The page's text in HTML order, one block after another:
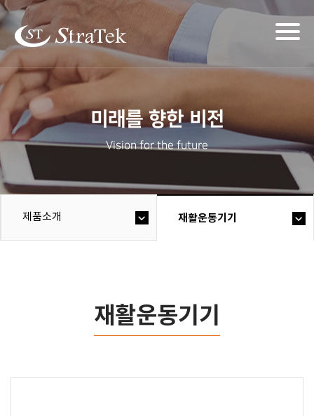
미래를 향한 비전
Vision for the future
제품소개 재활운동기기
재활운동기기